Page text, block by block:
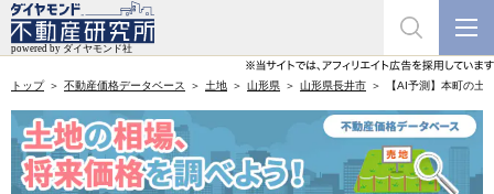
トップ 不動産価格データベース 土地 山形県 山形県長井市 【AI予測】本町の